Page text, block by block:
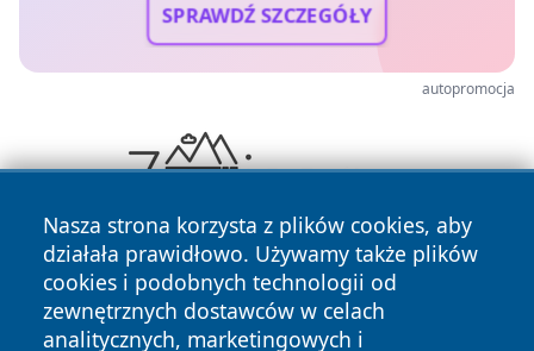
SPRAWDŹ SZCZEGÓŁY
autopromocja
Nasza strona korzysta z plików cookies, aby
działała prawidłowo. Używamy także plików
cookies i podobnych technologii od
zewnętrznych dostawców w celach
analitycznych, marketingowych i